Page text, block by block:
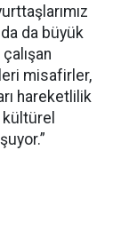
da büyük
misafirler,
hareketlilik